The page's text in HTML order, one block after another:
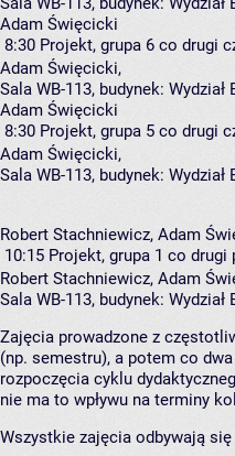
Adam Święcicki
8:30 Projekt, grupa 6 co drugi
Adam Święcicki,
Sala WB-113, budynek:
Adam Święcicki
8:30 Projekt, grupa 5 co drugi
Adam Święcicki,
Sala WB-113, budynek:
Robert Stachniewicz, Adam
10:15 Projekt, grupa 1 co drugi
Robert Stachniewicz, Adam
Sala WB-113, budynek:
Zajęcia prowadzone z
(np. semestru), a potem co
rozpoczęcia cyklu
nie ma to wpływu na terminy
Wszystkie zajęcia odbywają się